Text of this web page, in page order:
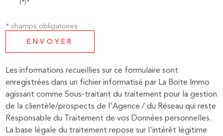
(*)*
* champs obligatoires
ENVOYER
Les informations recueillies sur ce formulaire sont
enregistrées dans un fichier informatisé par La Boite Immo
agissant comme Sous-traitant du traitement pour la gestion
de la clientèle/prospects de l'Agence / du Réseau qui reste
Responsable du Traitement de vos Données personnelles.
La base légale du traitement repose sur l'intérêt légitime